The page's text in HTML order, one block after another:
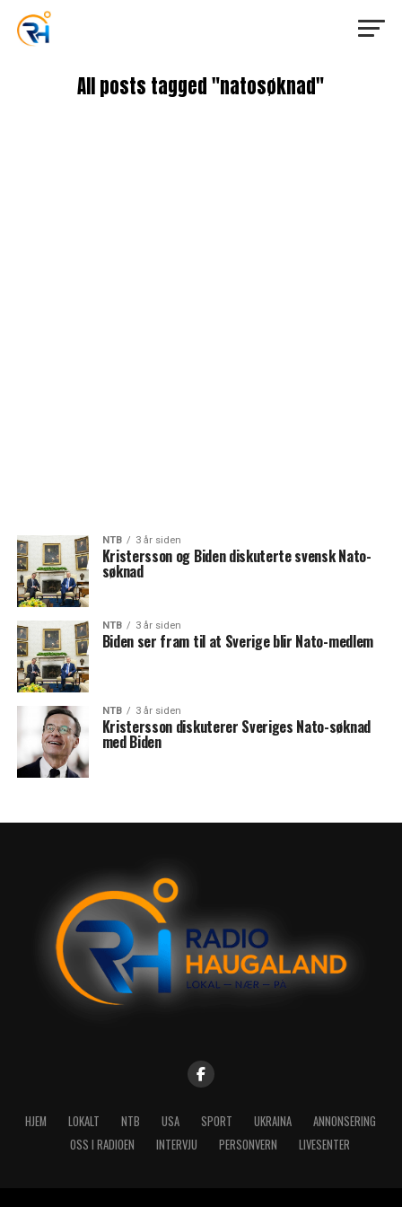
All posts tagged "natosøknad"
NTB 3 år siden
Kristersson og Biden diskuterte svensk Nato-
søknad
NTB 3 år siden
Biden ser fram til at Sverige blir Nato-medlem
NTB 3 år siden
Kristersson diskuterer Sveriges Nato-søknad
med Biden
HJEM LOKALT NTB USA SPORT UKRAINA
ANNONSERING
OSS I RADIOEN
INTERVJU PERSONVERN LIVESENTER